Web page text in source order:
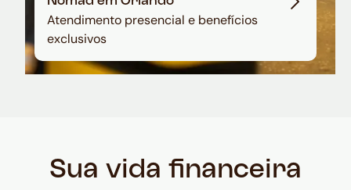
Atendimento presencial e benefícios
exclusivos
Sua vida financeira